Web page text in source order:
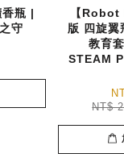
香瓶 |
守
【
版 四旋
教育
STEAM
NT$